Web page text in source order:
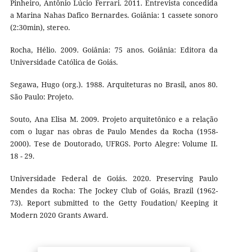
Pinheiro, Antônio Lúcio Ferrari. 2011. Entrevista concedida
a Marina Nahas Dafico Bernardes. Goiânia: 1 cassete sonoro
(2:30min), stereo.
Rocha, Hélio. 2009. Goiânia: 75 anos. Goiânia: Editora da
Universidade Católica de Goiás.
Segawa, Hugo (org.). 1988. Arquiteturas no Brasil, anos 80.
São Paulo: Projeto.
Souto, Ana Elisa M. 2009. Projeto arquitetônico e a relação
com o lugar nas obras de Paulo Mendes da Rocha (1958-
2000). Tese de Doutorado, UFRGS. Porto Alegre: Volume II.
18 - 29.
Universidade Federal de Goiás. 2020. Preserving Paulo
Mendes da Rocha: The Jockey Club of Goiás, Brazil (1962-
73). Report submitted to the Getty Foudation/ Keeping it
Modern 2020 Grants Award.